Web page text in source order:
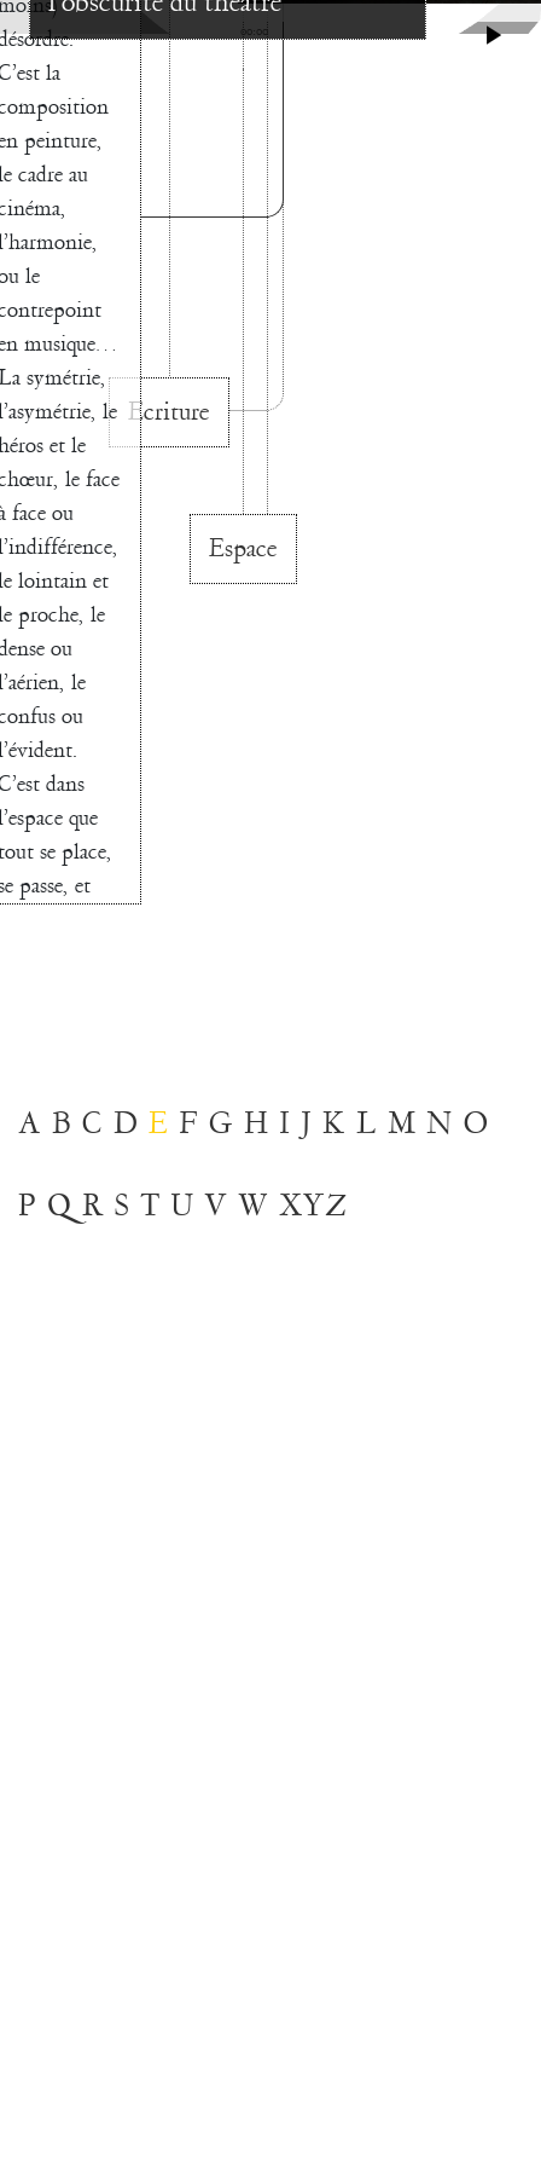
Ecriture
Espace
la
peinture,
cadre au
le
musique…
symétrie,
le
et le
le face
face ou
lointain et
proche, le
ou
le
ou
dans
que
se place,
passe, et
00:00
A B C D E F G H I J K L M N O
P Q R S T U V W XYZ